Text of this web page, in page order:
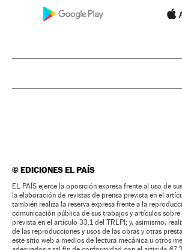
©EDICIONES EL PAÍS
EL PAÍS ejerce la oposición expresa frente al uso de
la elaboración de revistas de prensa prevista en el
también realiza la reserva expresa frente a la
comunicación pública de sus trabajos y artículos
prevista en el artículo 33.1 del TRLPI; y, asimismo,
de las reproducciones y usos de las obras y otras
este sitio web a medios de lectura mecánica u otros